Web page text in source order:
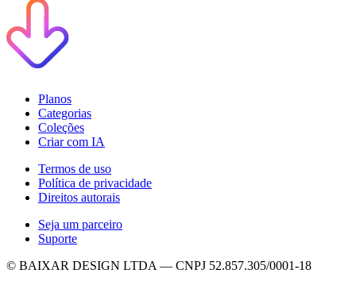
Planos
Categorias
Coleções
Criar com IA
Termos de uso
Política de privacidade
Direitos autorais
Seja um parceiro
Suporte
© BAIXAR DESIGN LTDA — CNPJ 52.857.305/0001-18